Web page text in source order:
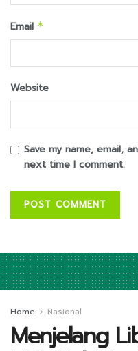
Email *
Website
Save my name, email,
next time I comment.
Home Nasional
Menjelang